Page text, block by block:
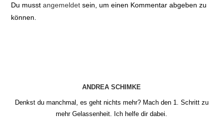
Du musstangemeldet sein, um einen Kommentar abgeben zu
können.
ANDREA SCHIMKE
Denkst du manchmal, es geht nichts mehr? Mach den 1. Schritt zu
mehr Gelassenheit. Ich helfe dir dabei.